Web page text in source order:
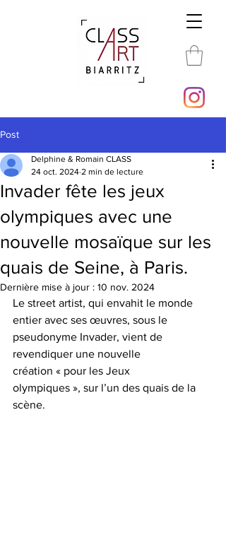
Post
Invader fête les jeux
olympiques avec une
nouvelle mosaïque sur les
quais de Seine, à Paris.
Delphine & Romain CLASS
24 oct. 2024 2 min de lecture
Dernière mise à jour : 10 nov. 2024
Le street artist, qui envahit le monde
entier avec ses œuvres, sous le
pseudonyme Invader, vient de
revendiquer une nouvelle
création « pour les Jeux
olympiques », sur l’un des quais de la
scène.